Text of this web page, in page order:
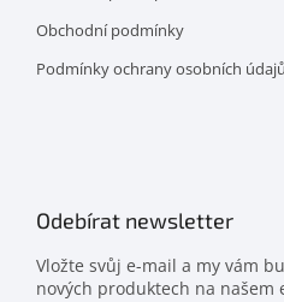
Obchodní podmínky
Podmínky ochrany osobních údajů
Odebírat newsletter
Vložte svůj e-mail a my vám
nových produktech na našem